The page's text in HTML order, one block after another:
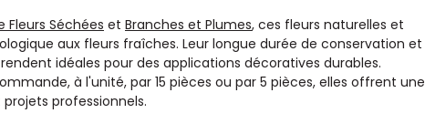
Fleurs Séchées et Branches et Plumes, ces fleurs naturelles et
aux fleurs fraîches. Leur longue durée de conservation et
idéales pour des applications décoratives durables.
à l'unité, par 15 pièces ou par 5 pièces, elles offrent une
professionnels.